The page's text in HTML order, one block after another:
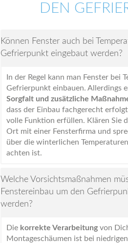
DEN
Können Fenster auch bei
Gefrierpunkt eingebaut werden?
In der Regel kann man Fenster bei
Gefrierpunkt einbauen. Allerdings
Sorgfalt und zusätzliche
dass der Einbau fachgerecht
volle Funktion erfüllen. Klären Sie
Ort mit einer Fensterfirma und
über die winterlichen
achten ist.
Welche Vorsichtsmaßnahmen
Fenstereinbau um den
werden?
Die korrekte Verarbeitung von
Montageschäumen ist bei